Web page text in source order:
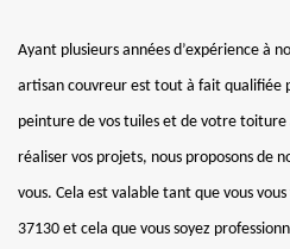
Ayant plusieurs années d’expérience à
artisan couvreur est tout à fait qualifiée
peinture de vos tuiles et de votre toiture
réaliser vos projets, nous proposons de
vous. Cela est valable tant que vous
37130 et cela que vous soyez